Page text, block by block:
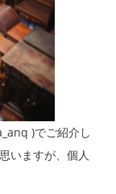
)でご紹介し
いますが、個人